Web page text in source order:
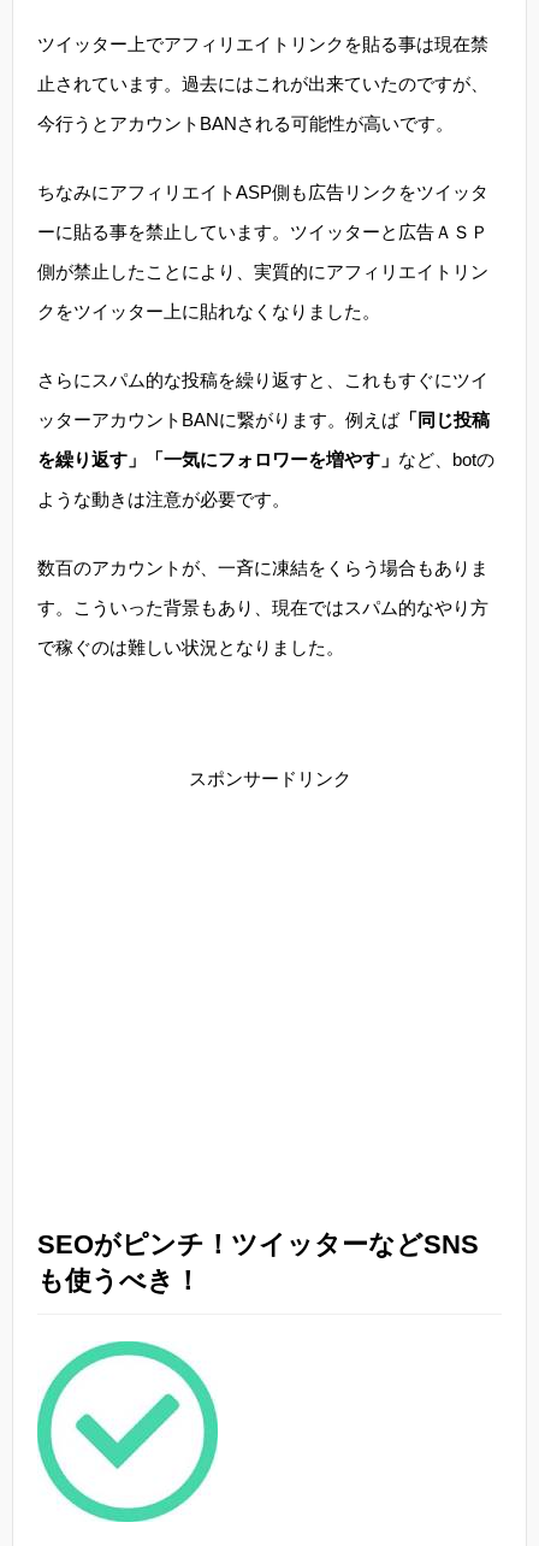
ツイッター上でアフィリエイトリンクを貼る事は現在禁
止されています。過去にはこれが出来ていたのですが、
今行うとアカウントBANされる可能性が高いです。
ちなみにアフィリエイトASP側も広告リンクをツイッタ
ーに貼る事を禁止しています。ツイッターと広告ＡＳＰ
側が禁止したことにより、実質的にアフィリエイトリン
クをツイッター上に貼れなくなりました。
さらにスパム的な投稿を繰り返すと、これもすぐにツイ
ッターアカウントBANに繋がります。例えば「同じ投稿
を繰り返す」「一気にフォロワーを増やす」 など、botの
ような動きは注意が必要です。
数百のアカウントが、一斉に凍結をくらう場合もありま
す。こういった背景もあり、現在ではスパム的なやり方
で稼ぐのは難しい状況となりました。
スポンサードリンク
SEOがピンチ！ツイッターなどSNS
も使うべき！